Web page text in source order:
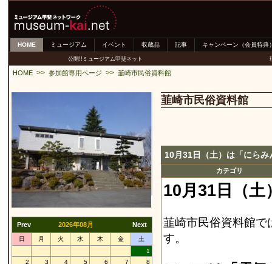
HOME ミュージアム イベント 収蔵品 記事 キャンペーン（会員特典
公開!!ミュージアム甲斐ネット
HOME >> 参加館専用ページ >> 韮崎市民俗資料館
Prev 2026年08月 Next
日 月 火 水 木 金
土
1
2
3 4 5 6 7
8
韮崎市民俗資料館
10月31日（土）は「にら
カテゴリ
10月31日（
韮崎市民俗資料館で
す。